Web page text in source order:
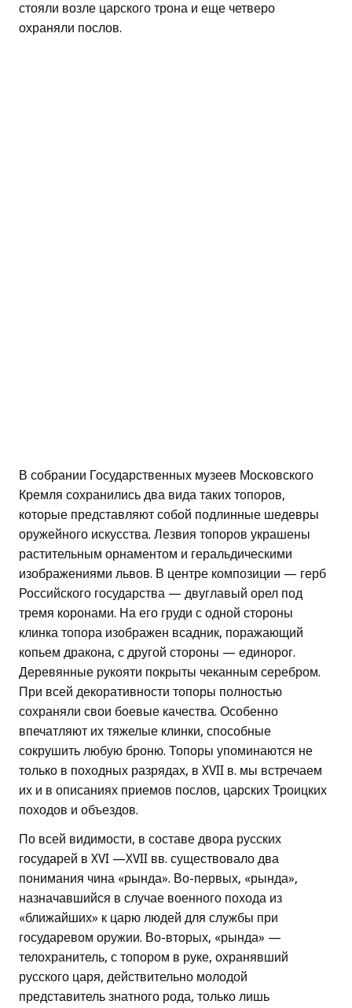
стояли возле царского трона и еще четверо
охраняли послов.
В собрании Государственных музеев Московского
Кремля сохранились два вида таких топоров,
которые представляют собой подлинные шедевры
оружейного искусства. Лезвия топоров украшены
растительным орнаментом и геральдическими
изображениями львов. В центре композиции — герб
Российского государства — двуглавый орел под
тремя коронами. На его груди с одной стороны
клинка топора изображен всадник, поражающий
копьем дракона, с другой стороны — единорог.
Деревянные рукояти покрыты чеканным серебром.
При всей декоративности топоры полностью
сохраняли свои боевые качества. Особенно
впечатляют их тяжелые клинки, способные
сокрушить любую броню. Топоры упоминаются не
только в походных разрядах, в XVII в. мы встречаем
их и в описаниях приемов послов, царских Троицких
походов и объездов.
По всей видимости, в составе двора русских
государей в XVI —XVII вв. существовало два
понимания чина «рында». Во-первых, «рында»,
назначавшийся в случае военного похода из
«ближайших» к царю людей для службы при
государевом оружии. Во-вторых, «рында» —
телохранитель, с топором в руке, охранявший
русского царя, действительно молодой
представитель знатного рода, только лишь